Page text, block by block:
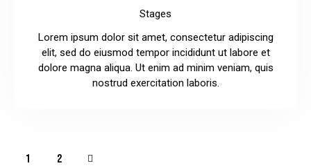
Stages
Lorem ipsum dolor sit amet, consectetur adipiscing
elit, sed do eiusmod tempor incididunt ut labore et
dolore magna aliqua. Ut enim ad minim veniam, quis
nostrud exercitation laboris.
1 2